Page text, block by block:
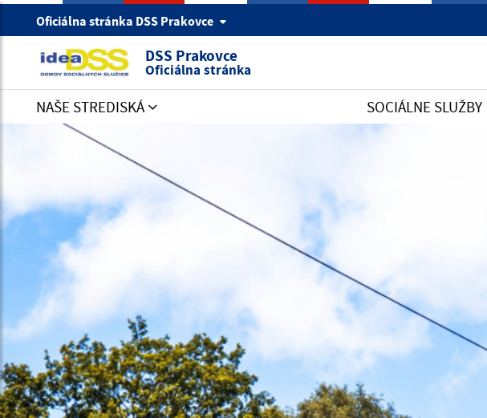
Oficiálna stránka DSS Prakovce
DSS Prakovce
Oficiálna stránka
NAŠE STREDISKÁ SOCIÁLNE SLUŽBY